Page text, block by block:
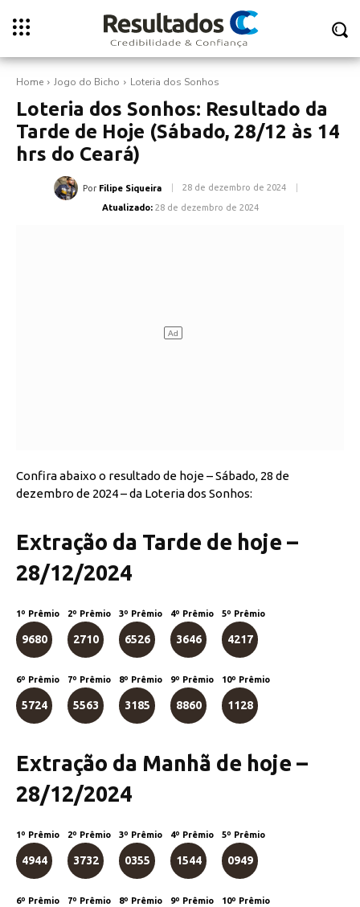
Home Jogo do Bicho Loteria dos Sonhos
Loteria dos Sonhos: Resultado da
Tarde de Hoje (Sábado, 28/12 às 14
hrs do Ceará)
Por Filipe Siqueira 28 de dezembro de 2024
Atualizado: 28 de dezembro de 2024
Confira abaixo o resultado de hoje – Sábado, 28 de
dezembro de 2024 – da Loteria dos Sonhos:
Extração da Tarde de hoje –
28/12/2024
1º Prêmio
9680
2º Prêmio
2710
3º Prêmio
6526
4º Prêmio
3646
5º Prêmio
4217
6º Prêmio
5724
7º Prêmio
5563
8º Prêmio
3185
9º Prêmio
8860
10º Prêmio
1128
Extração da Manhã de hoje –
28/12/2024
1º Prêmio
4944
2º Prêmio
3732
3º Prêmio
0355
4º Prêmio
1544
5º Prêmio
0949
6º Prêmio 7º Prêmio 8º Prêmio 9º Prêmio 10º Prêmio